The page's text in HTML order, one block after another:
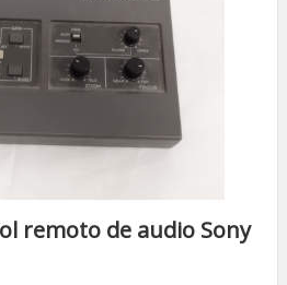
remoto de audio Sony